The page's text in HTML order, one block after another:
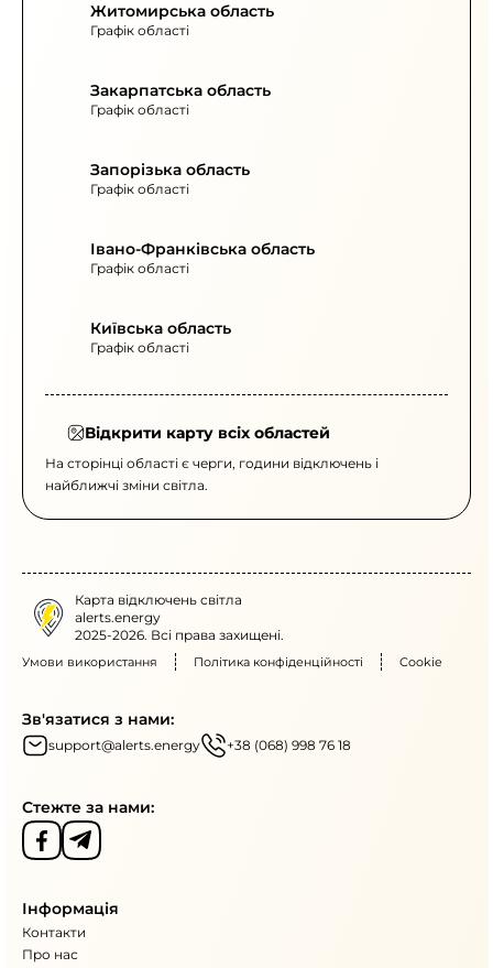
Житомирська область
Графік області
Закарпатська область
Графік області
Запорізька область
Графік області
Івано-Франківська область
Графік області
Київська область
Графік області
Відкрити карту всіх областей
На сторінці області є черги, години відключень і
найближчі зміни світла.
Карта відключень світла
alerts.energy
2025-2026. Всі права захищені.
Умови використання Політика конфіденційності Cookie
Зв'язатися з нами:
support@alerts.energy +38 (068) 998 76 18
Стежте за нами:
Інформація
Контакти
Про нас